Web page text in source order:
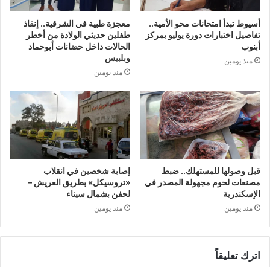
أسيوط تبدأ امتحانات محو الأمية..
تفاصيل اختبارات دورة يوليو بمركز
أبنوب
منذ يومين
معجزة طبية في الشرقية.. إنقاذ
طفلين حديثي الولادة من أخطر
الحالات داخل حضانات أبوحماد
وبلبيس
منذ يومين
قبل وصولها للمستهلك.. ضبط
مصنعات لحوم مجهولة المصدر في
الإسكندرية
منذ يومين
إصابة شخصين في انقلاب
«تروسيكل» بطريق العريش –
لحفن بشمال سيناء
منذ يومين
اترك تعليقاً